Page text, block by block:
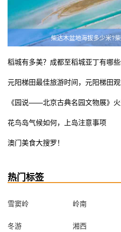
柴达木盆地海拔多少米?
稻城有多美？成都至稻城亚丁有哪些
元阳梯田最佳旅游时间，元阳梯田
花鸟岛气候如何，上岛注意事项
澳门美食大搜罗！
热门标签
雪窦岭 岭南
冬游 湘西